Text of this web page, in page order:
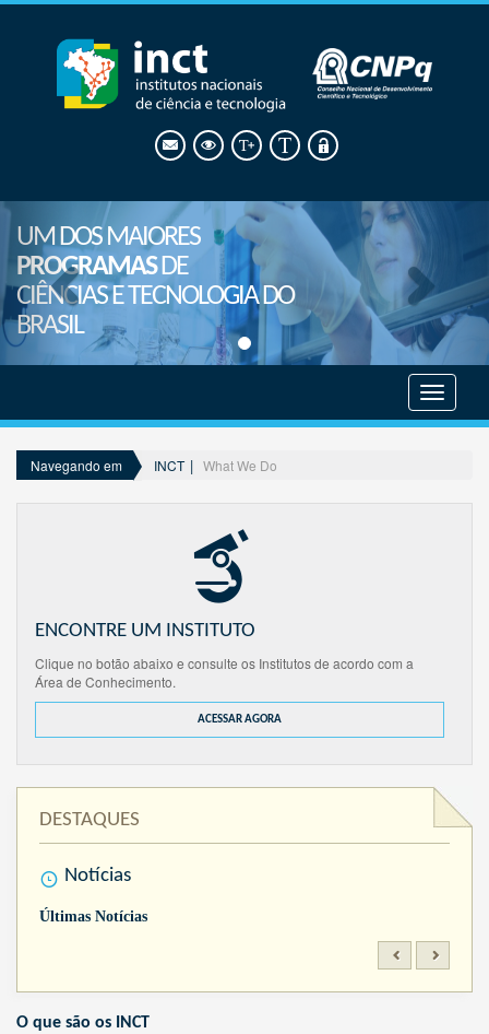
UM DOS MAIORES
PROGRAMASDE
CIÊNCIAS E TECNOLOGIA DO
BRASIL
menu
Navegando em INCT What We Do
ENCONTRE UM INSTITUTO
Clique no botão abaixo e consulte os Institutos de acordo com a
Área de Conhecimento.
ACESSAR AGORA
DESTAQUES
Notícias
Últimas Notícias
O que são os INCT